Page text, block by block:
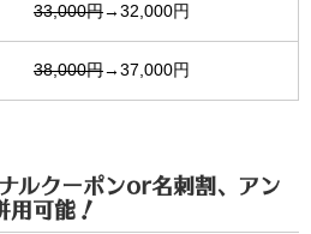
33,000円→32,000円
38,000円→37,000円
ルクーポンor名刺割、アン
用可能！